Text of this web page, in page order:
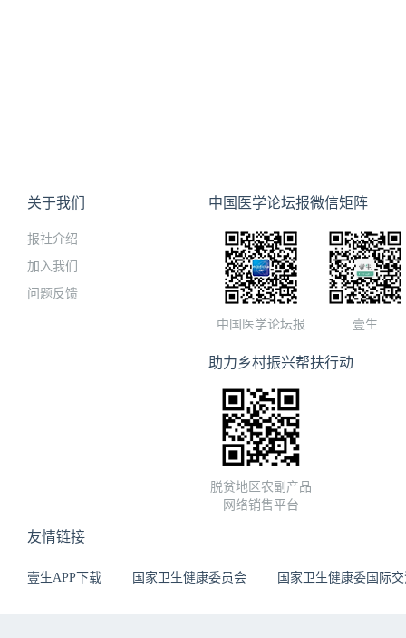
关于我们
报社介绍
加入我们
问题反馈
中国医学论坛报微信矩阵
中国医学论坛报 壹生
助力乡村振兴帮扶行动
脱贫地区农副产品
网络销售平台
友情链接
壹生APP下载 国家卫生健康委员会 国家卫生健康委国际